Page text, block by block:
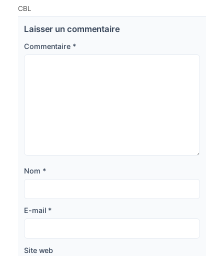
CBL
Laisser un commentaire
Commentaire *
Nom *
E-mail *
Site web